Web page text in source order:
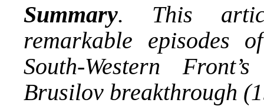
Summary. This
remarkable episodes
South-Western
Brusilov breakthrough